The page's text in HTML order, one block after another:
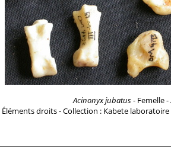
Acinonyx jubatus- Femelle -
Éléments droits - Collection : Kabete laboratoire